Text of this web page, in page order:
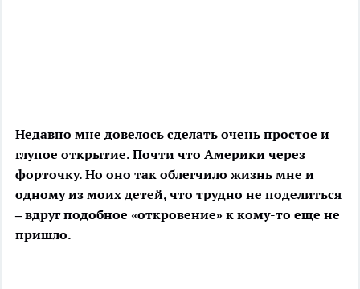
Недавно мне довелось сделать очень простое и
глупое открытие. Почти что Америки через
форточку. Но оно так облегчило жизнь мне и
одному из моих детей, что трудно не поделиться
– вдруг подобное «откровение» к кому-то еще не
пришло.